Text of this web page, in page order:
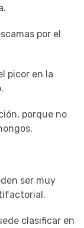
por el
picor en la
porque no
ser muy
clasificar en